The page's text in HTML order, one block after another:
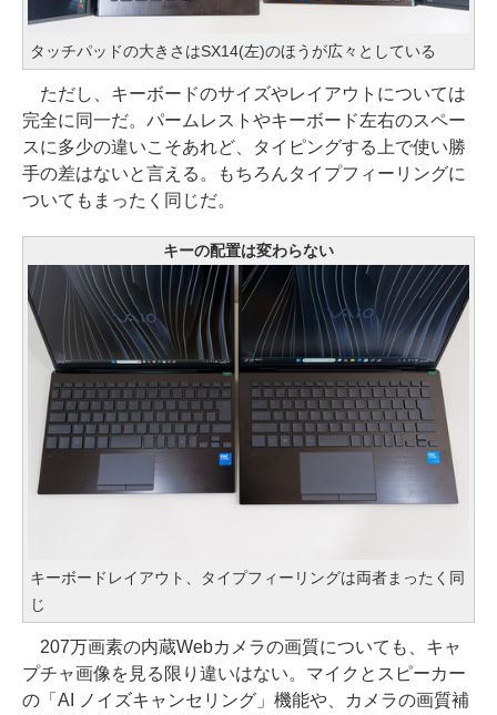
タッチパッドの大きさはSX14(左)のほうが広々としている
ただし、キーボードのサイズやレイアウトについては
完全に同一だ。パームレストやキーボード左右のスペー
スに多少の違いこそあれど、タイピングする上で使い勝
手の差はないと言える。もちろんタイプフィーリングに
ついてもまったく同じだ。
キーの配置は変わらない
キーボードレイアウト、タイプフィーリングは両者まったく同
じ
207万画素の内蔵Webカメラの画質についても、キャ
プチャ画像を見る限り違いはない。マイクとスピーカー
の「AI ノイズキャンセリング」機能や、カメラの画質補